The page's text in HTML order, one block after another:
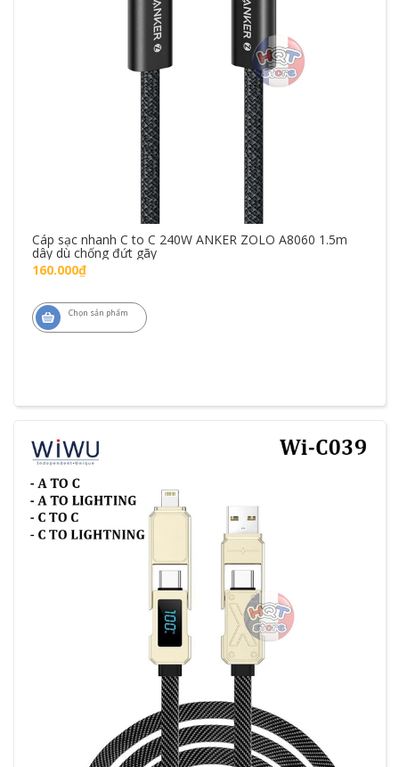
Cáp sạc nhanh C to C 240W ANKER ZOLO A8060 1.5m
dây dù chống đứt gãy
160.000₫
Chọn sản phẩm